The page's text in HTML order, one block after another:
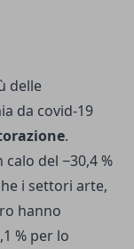
delle
da covid-19
.
del −30,4 %
i settori arte,
hanno
% per lo